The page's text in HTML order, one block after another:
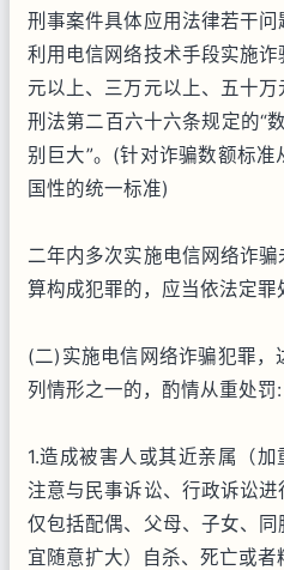
刑事案件具体应用法律若干问
利用电信网络技术手段实施
元以上、三万元以上、五十
刑法第二百六十六条规定的“
别巨大”。(针对诈骗数额标
国性的统一标准)
二年内多次实施电信网络诈
算构成犯罪的，应当依法定罪
(二)实施电信网络诈骗犯罪
列情形之一的，酌情从重处罚:
1.造成被害人或其近亲属（
注意与民事诉讼、行政诉讼
仅包括配偶、父母、子女、
宜随意扩大）自杀、死亡或者